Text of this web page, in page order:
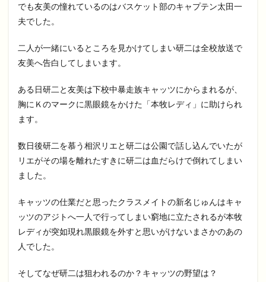
でも友美の憧れているのはバスケット部のキャプテン太田一
夫でした。
二人が一緒にいるところを見かけてしまい研二は全校放送で
友美へ告白してしまいます。
ある日研二と友美は下校中暴走族キャッツにからまれるが、
胸にＫのマークに黒眼鏡をかけた「本牧レディ」に助けられ
ます。
数日後研二を慕う相沢リエと研二は公園で話し込んでいたが
リエがその場を離れたすきに研二は血だらけで倒れてしまい
ました。
キャッツの仕業だと思ったクラスメイトの新名じゅんはキャ
ッツのアジトへ一人で行ってしまい窮地に立たされるが本牧
レディが突如現れ黒眼鏡を外すと思いがけないまさかのあの
人でした。
そしてなぜ研二は狙われるのか？キャッツの野望は？